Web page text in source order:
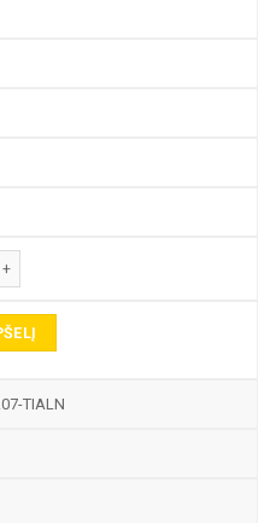
E345-R GRAVIRAVIMO FREZA
TIALN